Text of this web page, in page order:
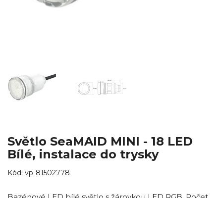
Světlo SeaMAID MINI - 18 LED
Bílé, instalace do trysky
Kód: vp-81502778